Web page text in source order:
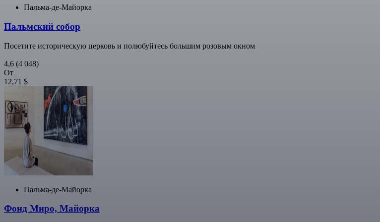
Пальма-де-Майорка
Пальмский собор
Посетите историческую церковь и полюбуйтесь большим розовым окном
4,6 (4 048)
От
12,71 $
Пальма-де-Майорка
Фонд Миро, Майорка